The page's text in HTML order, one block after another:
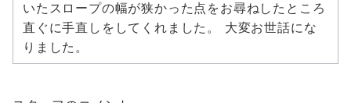
いたスロープの幅が狭かった点をお尋ねしたところ
直ぐに手直しをしてくれました。 大変お世話にな
りました。